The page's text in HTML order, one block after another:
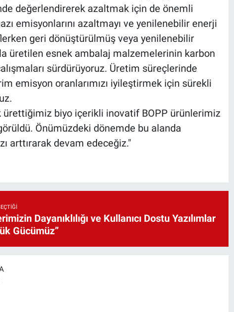
değerlendirerek azaltmak için de önemli
emisyonlarını azaltmayı ve yenilenebilir enerji
geri dönüştürülmüş veya yenilenebilir
üretilen esnek ambalaj malzemelerinin karbon
sürdürüyoruz. Üretim süreçlerinde
emisyon oranlarımızı iyileştirmek için sürekli
ürettiğimiz biyo içerikli inovatif BOPP ürünlerimiz
Önümüzdeki dönemde bu alanda
arttırarak devam edeceğiz."
Dayanıklılığı ve Kullanıcı Dostu Yazılımlar
Gücümüz”